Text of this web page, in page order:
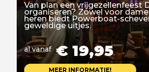
Van plan een vrijgezellenfeest
organiseren? Zowel voor
heren biedt Powerboat-
geweldige uitjes.
al vanaf € 19,95
MEER INFORMATIE!